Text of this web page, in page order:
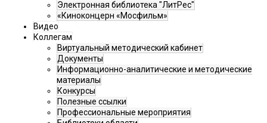
Электронная библиотека "ЛитРес"
«Киноконцерн «Мосфильм»
Видео
Коллегам
Виртуальный методический кабинет
Документы
Информационно-аналитические и методические
материалы
Конкурсы
Полезные ссылки
Профессиональные мероприятия